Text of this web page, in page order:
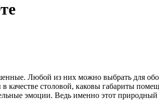
Любой из них можно выбрать для
качестве столовой, каковы габариты
эмоции. Ведь именно этот